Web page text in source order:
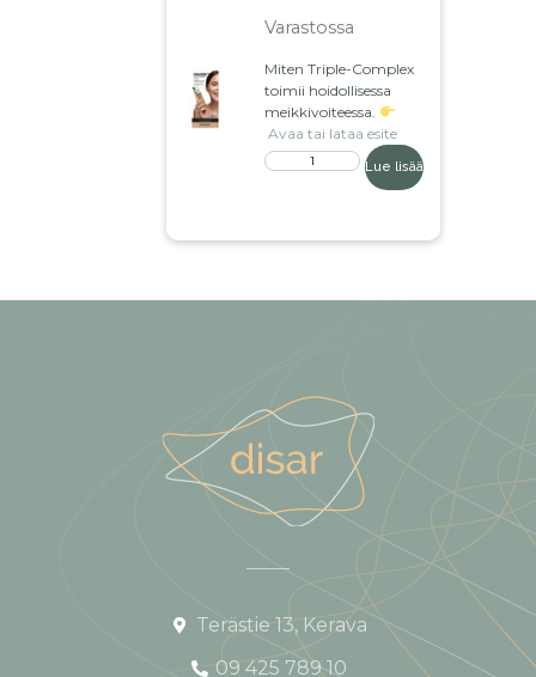
Varastossa
Miten Triple-Complex
toimii hoidollisessa
meikkivoiteessa.
Avaa tai lataa esite
Lue lisää
Terästie 13, Kerava
09 425 789 10